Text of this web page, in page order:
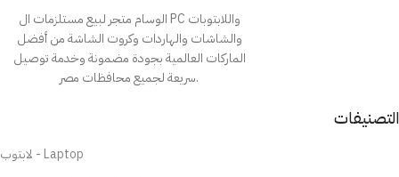
الوسام متجر لبيع مستلزمات ال PC واللابتوبات
والشاشات والهاردات وكروت الشاشة من أفضل
الماركات العالمية بجودة مضمونة وخدمة توصيل
سريعة لجميع محافظات مصر.
التصنيفات
لابتوب - Laptop